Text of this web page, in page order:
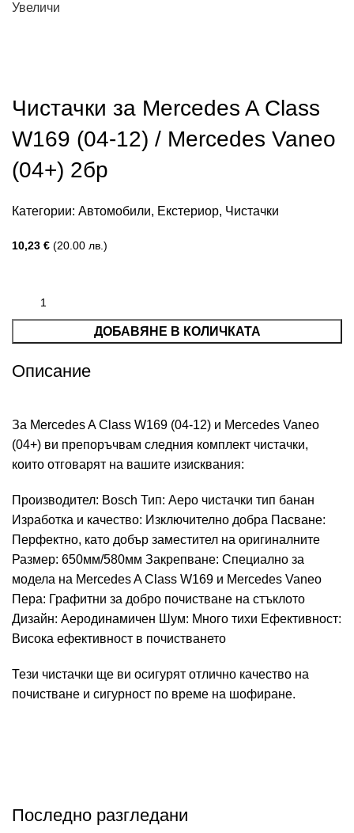
Увеличи
Чистачки за Mercedes A Class
W169 (04-12) / Mercedes Vaneo
(04+) 2бр
Категории: Автомобили, Екстериор, Чистачки
10,23 € (20.00 лв.)
ДОБАВЯНЕ В КОЛИЧКАТА
Описание
За Mercedes A Class W169 (04-12) и Mercedes Vaneo
(04+) ви препоръчвам следния комплект чистачки,
които отговарят на вашите изисквания:
Производител: Bosch Тип: Аеро чистачки тип банан
Изработка и качество: Изключително добра Пасване:
Перфектно, като добър заместител на оригиналните
Размер: 650мм/580мм Закрепване: Специално за
модела на Mercedes A Class W169 и Mercedes Vaneo
Пера: Графитни за добро почистване на стъклото
Дизайн: Аеродинамичен Шум: Много тихи Ефективност:
Висока ефективност в почистването
Тези чистачки ще ви осигурят отлично качество на
почистване и сигурност по време на шофиране.
Последно разгледани